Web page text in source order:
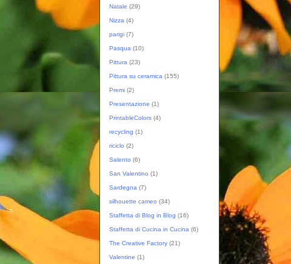
Natale (29)
Nizza (4)
parigi (7)
Pasqua (10)
Pittura (23)
Pittura su ceramica (155)
Premi (2)
Presentazione (1)
PrintableColors (4)
recycling (1)
riciclo (2)
Salento (6)
San Valentino (1)
Sardegna (7)
silhouette cameo (34)
Staffetta di Blog in Blog (16)
Staffetta di Cucina in Cucina (6)
The Creative Factory (21)
Valentine (1)